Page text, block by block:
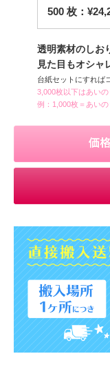
透明素材のしお
見た目もオシャ
台紙セットにすれば
3,000枚以下はあいの
例：1,000枚＝あい
500 枚：